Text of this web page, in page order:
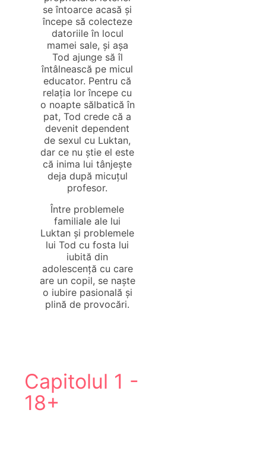
se întoarce acasă și
începe să colecteze
datoriile în locul
mamei sale, și așa
Tod ajunge să îl
întâlnească pe micul
educator. Pentru că
relația lor începe cu
o noapte sălbatică în
pat, Tod crede că a
devenit dependent
de sexul cu Luktan,
dar ce nu știe el este
că inima lui tânjește
deja după micuțul
profesor.
Între problemele
familiale ale lui
Luktan și problemele
lui Tod cu fosta lui
iubită din
adolescență cu care
are un copil, se naște
o iubire pasională și
plină de provocări.
Capitolul 1 -
18+